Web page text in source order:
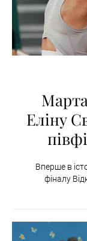
Еліну
Вперше в
фіналу